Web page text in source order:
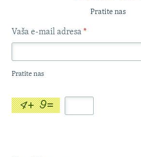
Pratite nas
Vaša e-mail adresa *
Pratite nas